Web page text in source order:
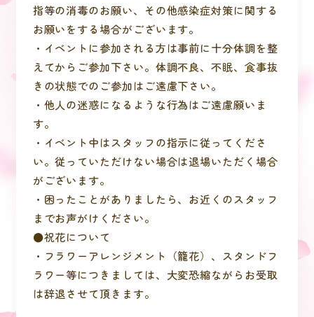
指等の消毒のお願い、その他感染症対策に関する
お願いをする場合がございます。
・イベントに参加される方は事前に十分体調を整
えてからご参加下さい。体調不良、不眠、食事抜
きの状態でのご参加はご遠慮下さい。
・他人の迷惑になるような行為はご遠慮願いま
す。
・イベント中はスタッフの指示に従ってくださ
い。従っていただけない場合は退場いただく場合
がございます。
・困ったことがありましたら、お近くのスタッフ
までお声がけください。
●祝花について
・フラワーアレンジメント（籠花）、スタンドフ
ラワー等につきましては、大変恐縮ながらお受取
は辞退させて頂きます。